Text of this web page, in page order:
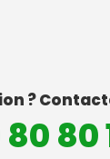
?
80